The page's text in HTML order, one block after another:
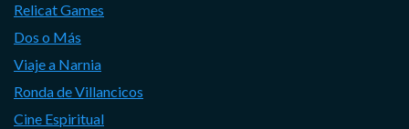
Relicat Games
Dos o Más
Viaje a Narnia
Ronda de Villancicos
Cine Espiritual